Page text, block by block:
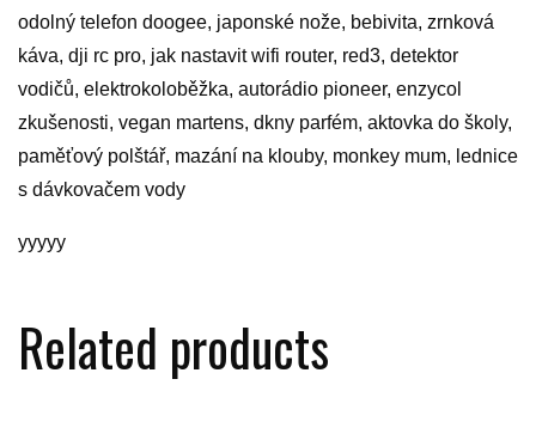
odolný telefon doogee, japonské nože, bebivita, zrnková
káva, dji rc pro, jak nastavit wifi router, red3, detektor
vodičů, elektrokoloběžka, autorádio pioneer, enzycol
zkušenosti, vegan martens, dkny parfém, aktovka do školy,
paměťový polštář, mazání na klouby, monkey mum, lednice
s dávkovačem vody
yyyyy
Related products